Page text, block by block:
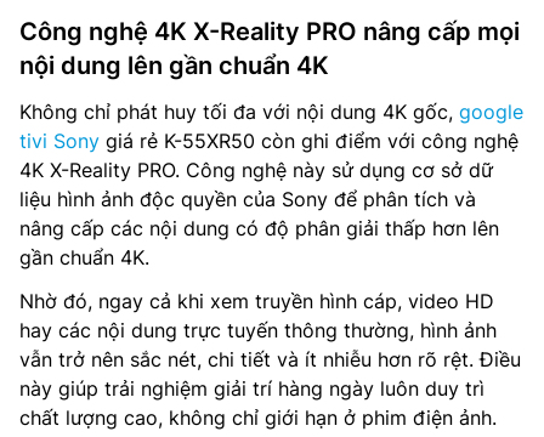
Công nghệ 4K X-Reality PRO nâng cấp mọi
nội dung lên gần chuẩn 4K
Không chỉ phát huy tối đa với nội dung 4K gốc, google
tivi Sony giá rẻ K-55XR50 còn ghi điểm với công nghệ
4K X-Reality PRO. Công nghệ này sử dụng cơ sở dữ
liệu hình ảnh độc quyền của Sony để phân tích và
nâng cấp các nội dung có độ phân giải thấp hơn lên
gần chuẩn 4K.
Nhờ đó, ngay cả khi xem truyền hình cáp, video HD
hay các nội dung trực tuyến thông thường, hình ảnh
vẫn trở nên sắc nét, chi tiết và ít nhiễu hơn rõ rệt. Điều
này giúp trải nghiệm giải trí hàng ngày luôn duy trì
chất lượng cao, không chỉ giới hạn ở phim điện ảnh.